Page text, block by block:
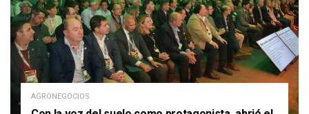
AGRONEGOCIOS